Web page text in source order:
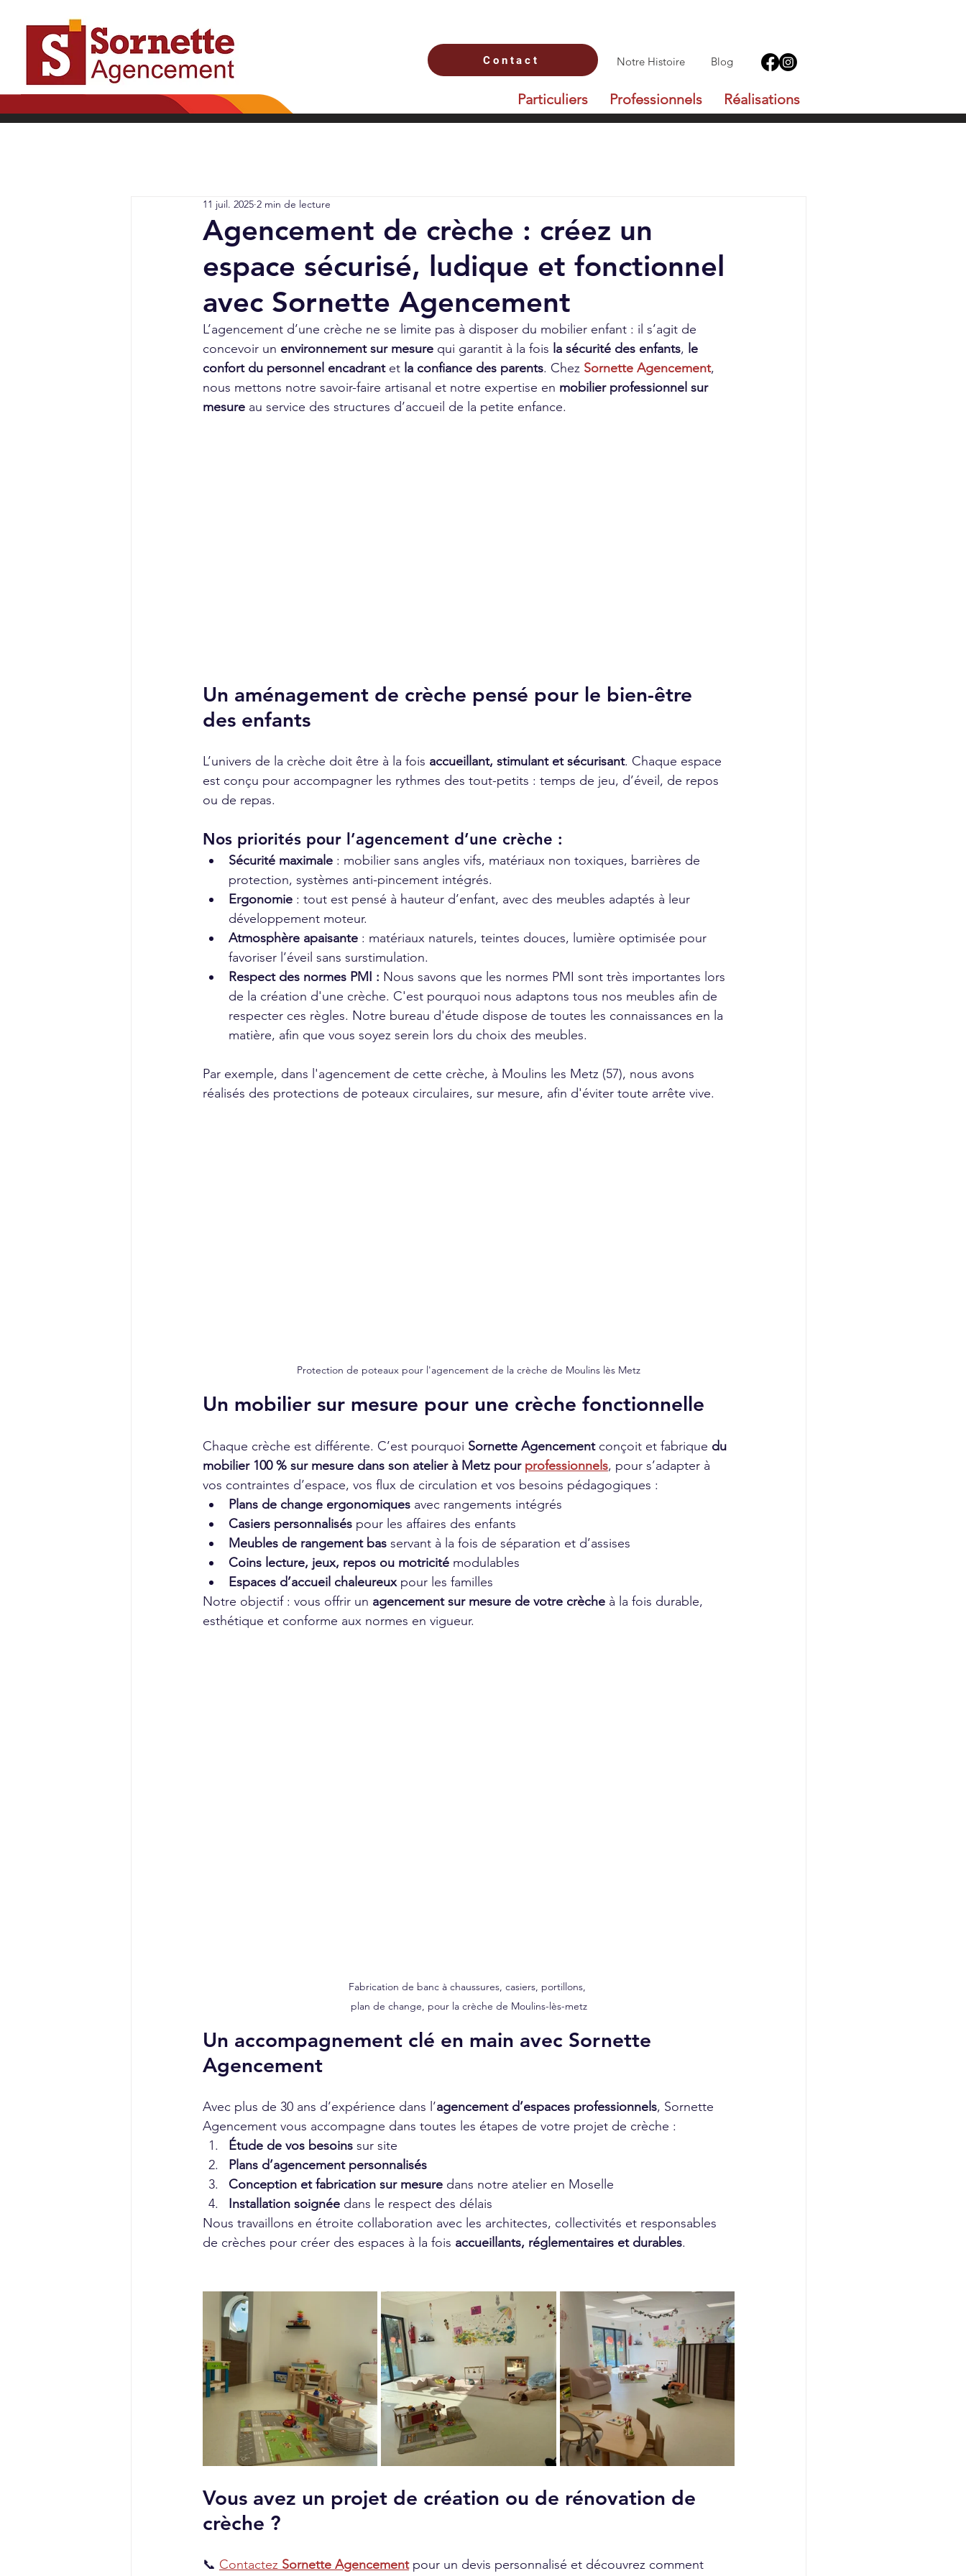
Particuliers Professionnels Réalisations
Notre Histoire Blog
Contact
Agencement de crèche : créez un
espace sécurisé, ludique et fonctionnel
avec Sornette Agencement
11 juil. 2025 2 min de lecture
L’agencement d’une crèche ne se limite pas à disposer du mobilier enfant : il s’agit de
concevoir un environnement sur mesure qui garantit à la fois la sécurité des enfants, le
confort du personnel encadrant et la confiance des parents. Chez Sornette Agencement,
nous mettons notre savoir-faire artisanal et notre expertise en mobilier professionnel sur
mesure au service des structures d’accueil de la petite enfance.
Un aménagement de crèche pensé pour le bien-être
des enfants
L’univers de la crèche doit être à la fois accueillant, stimulant et sécurisant. Chaque espace
est conçu pour accompagner les rythmes des tout-petits : temps de jeu, d’éveil, de repos
ou de repas.
Nos priorités pour l’agencement d’une crèche :
Sécurité maximale : mobilier sans angles vifs, matériaux non toxiques, barrières de
protection, systèmes anti-pincement intégrés.
Ergonomie : tout est pensé à hauteur d’enfant, avec des meubles adaptés à leur
développement moteur.
Atmosphère apaisante : matériaux naturels, teintes douces, lumière optimisée pour
favoriser l’éveil sans surstimulation.
Respect des normes PMI : Nous savons que les normes PMI sont très importantes lors
de la création d'une crèche. C'est pourquoi nous adaptons tous nos meubles afin de
respecter ces règles. Notre bureau d'étude dispose de toutes les connaissances en la
matière, afin que vous soyez serein lors du choix des meubles.
Par exemple, dans l'agencement de cette crèche, à Moulins les Metz (57), nous avons
réalisés des protections de poteaux circulaires, sur mesure, afin d'éviter toute arrête vive.
Protection de poteaux pour l'agencement de la crèche de Moulins lès Metz
Un mobilier sur mesure pour une crèche fonctionnelle
Chaque crèche est différente. C’est pourquoi Sornette Agencement conçoit et fabrique du
mobilier 100 % sur mesure dans son atelier à Metz pour professionnels, pour s’adapter à
vos contraintes d’espace, vos flux de circulation et vos besoins pédagogiques :
Plans de change ergonomiques avec rangements intégrés
Casiers personnalisés pour les affaires des enfants
Meubles de rangement bas servant à la fois de séparation et d’assises
Coins lecture, jeux, repos ou motricité modulables
Espaces d’accueil chaleureux pour les familles
Notre objectif : vous offrir un agencement sur mesure de votre crèche à la fois durable,
esthétique et conforme aux normes en vigueur.
Fabrication de banc à chaussures, casiers, portillons,
plan de change, pour la crèche de Moulins-lès-metz
Un accompagnement clé en main avec Sornette
Agencement
Avec plus de 30 ans d’expérience dans l’agencement d’espaces professionnels, Sornette
Agencement vous accompagne dans toutes les étapes de votre projet de crèche :
Étude de vos besoins sur site
Plans d’agencement personnalisés
Conception et fabrication sur mesure dans notre atelier en Moselle
Installation soignée dans le respect des délais
Nous travaillons en étroite collaboration avec les architectes, collectivités et responsables
de crèches pour créer des espaces à la fois accueillants, réglementaires et durables.
Vous avez un projet de création ou de rénovation de
crèche ?
📞 Contactez Sornette Agencement pour un devis personnalisé et découvrez comment